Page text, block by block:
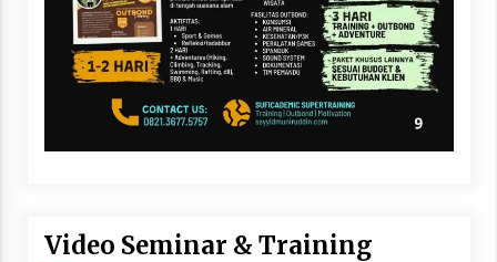
Video Seminar & Training